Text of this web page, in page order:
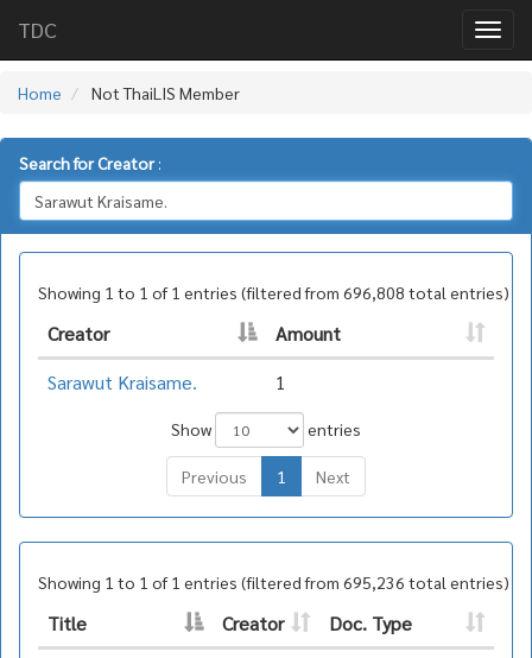
TDC
Home Not ThaiLIS Member
Search for Creator:
Showing 1 to 1 of 1 entries (filtered from 696,808 total entries)
Creator
Amount
Sarawut Kraisame.
1
Show entries
Previous 1 Next
Showing 1 to 1 of 1 entries (filtered from 695,236 total entries)
Title Creator
Doc. Type